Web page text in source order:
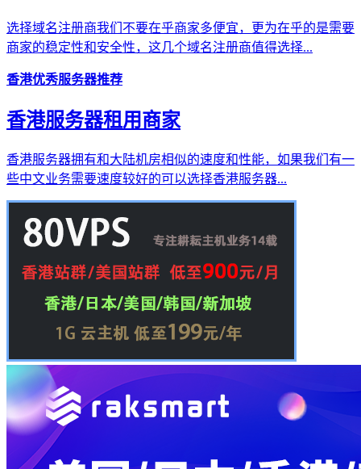
选择域名注册商我们不要在乎商家多便宜，更为在乎的是需要
商家的稳定性和安全性，这几个域名注册商值得选择...
香港优秀服务器推荐
香港服务器租用商家
香港服务器拥有和大陆机房相似的速度和性能，如果我们有一
些中文业务需要速度较好的可以选择香港服务器...